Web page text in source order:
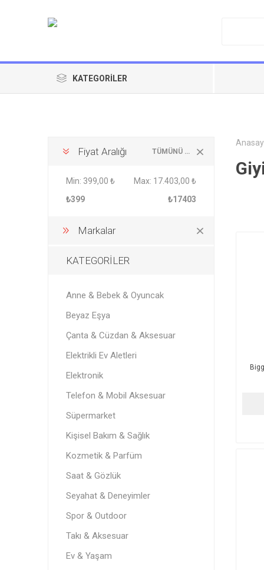
KATEGORILER
TÜMÜNÜ TEMIZLE
Fiyat Aralığı
Min: 399,00 ₺ Max: 17.403,00 ₺
₺399
₺17403
Markalar
KATEGORİLER
Anne & Bebek & Oyuncak
Beyaz Eşya
Çanta & Cüzdan & Aksesuar
Elektrikli Ev Aletleri
Elektronik
Telefon & Mobil Aksesuar
Süpermarket
Kişisel Bakım & Sağlık
Kozmetik & Parfüm
Saat & Gözlük
Seyahat & Deneyimler
Spor & Outdoor
Takı & Aksesuar
Ev & Yaşam